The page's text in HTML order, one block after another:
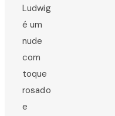
Ludwig
é um
nude
com
toque
rosado
e